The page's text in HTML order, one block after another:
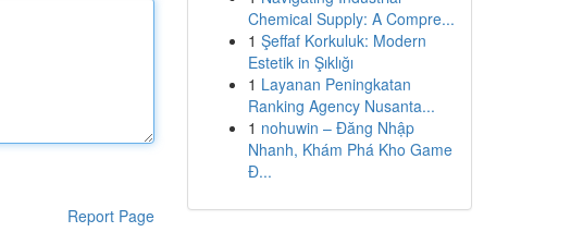
Report Page
Chemical Supply: A Compre...
1 Şeffaf Korkuluk: Modern
Estetik in Şıklığı
1 Layanan Peningkatan
Ranking Agency Nusanta...
1 nohuwin – Đăng Nhập
Nhanh, Khám Phá Kho Game
Đ...